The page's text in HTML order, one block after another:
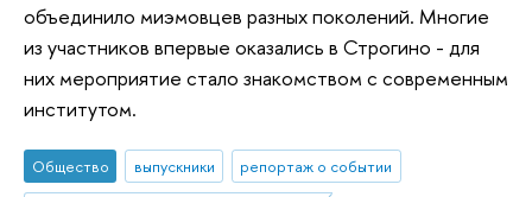
объединило миэмовцев разных поколений. Многие
из участников впервые оказались в Строгино - для
них мероприятие стало знакомством с современным
институтом.
Общество выпускники
репортаж о событии